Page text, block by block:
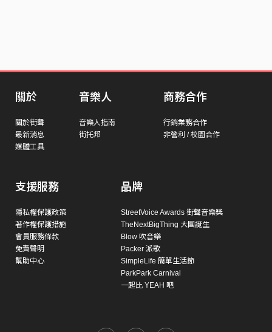
關於
關於街聲
最新消息
媒體工具
音樂人
音樂人指南
街托邦
商務合作
行銷業務合作
非營利 / 校園合作
支援服務
隱私權保護政策
著作權保護措施
會員服務條款
免責聲明
幫助中心
品牌
StreetVoice Awards 街聲音樂獎
TheNextBigThing 大團誕生
Blow 吹音樂
Packer 派歌
SimpleLife 簡單生活節
ParkPark Carnival
一起比 YEAH 吧